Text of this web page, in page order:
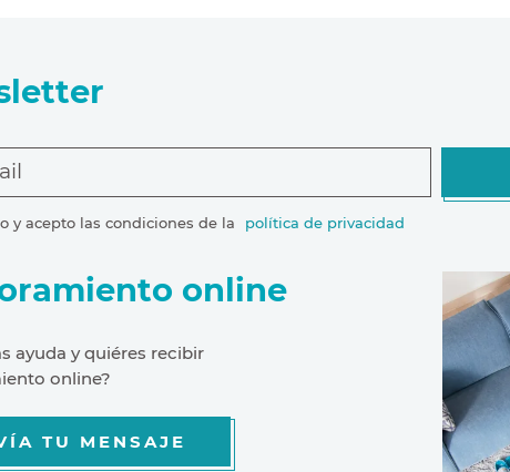
y acepto las condiciones de la política de privacidad
online
ayuda y quiéres recibir
online?
TU MENSAJE